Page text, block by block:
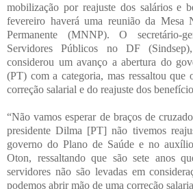
mobilização por reajuste dos salários e
fevereiro haverá uma reunião da Mesa
Permanente (MNNP). O secretário-
Servidores Públicos no DF
considerou um avanço a abertura do
(PT) com a categoria, mas ressaltou que
correção salarial e do reajuste dos
“Não vamos esperar de braços de
presidente Dilma [PT] não tivemos
governo do Plano de Saúde e no auxílio
Oton, ressaltando que são sete anos
servidores não são levadas em
podemos abrir mão de uma correção